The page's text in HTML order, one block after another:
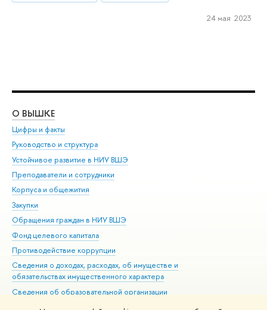
24 мая 2023
О ВЫШКЕ
Цифры и факты
Руководство и структура
Устойчивое развитие в НИУ ВШЭ
Преподаватели и сотрудники
Корпуса и общежития
Закупки
Обращения граждан в НИУ ВШЭ
Фонд целевого капитала
Противодействие коррупции
Сведения о доходах, расходах, об имуществе и
обязательствах имущественного характера
Сведения об образовательной организации
Людям с ограниченными возможностями здоровья